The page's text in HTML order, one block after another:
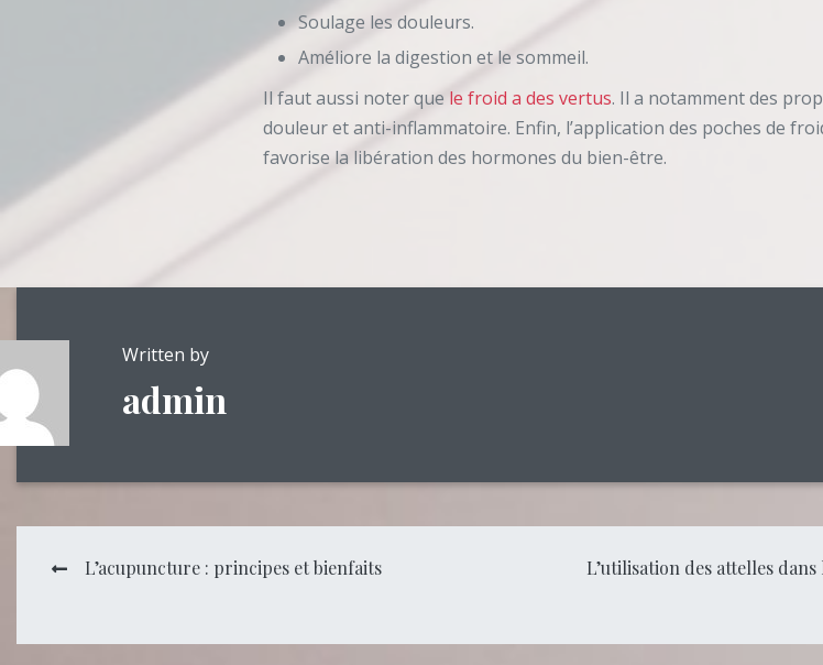
Soulage les douleurs.
Améliore la digestion et le sommeil.
Il faut aussi noter que le froid a des vertus. Il a notamment des
douleur et anti-inflammatoire. Enfin, l’application des poches de
favorise la libération des hormones du bien-être.
Written by
admin
Navigation
L’acupuncture : principes et bienfaits
L’utilisation des attelles